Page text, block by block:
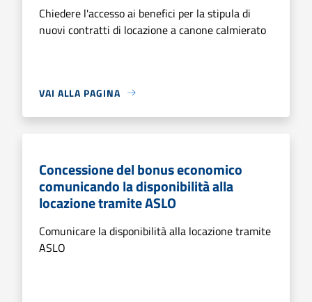
Chiedere l'accesso ai benefici per la stipula di
nuovi contratti di locazione a canone calmierato
VAI ALLA PAGINA
Concessione del bonus economico
comunicando la disponibilità alla
locazione tramite ASLO
Comunicare la disponibilità alla locazione tramite
ASLO